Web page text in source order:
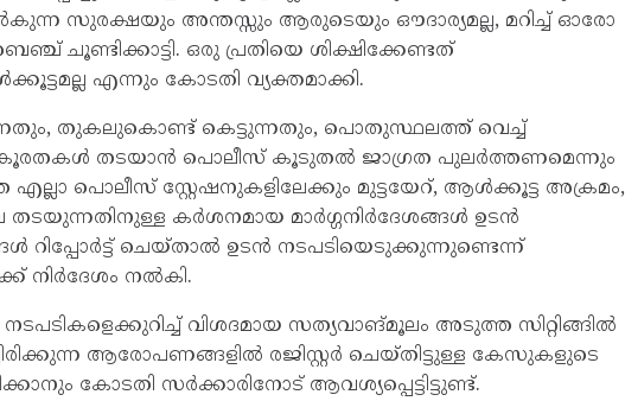
സുരക്ഷയും അന്തസ്സും ആരുടെയും ഔദാര്യമല്ല, മറിച്ച് ഓരോ
ചൂണ്ടിക്കാട്ടി. ഒരു പ്രതിയെ ശിക്ഷിക്കേണ്ടത്
എന്നും കോടതി വ്യക്തമാക്കി.
തുകലുകൊണ്ട് കെട്ടുന്നതും, പൊതുസ്ഥലത്ത് വെച്ച്
ക്രൂരതകൾ തടയാൻ പൊലീസ് കൂടുതൽ ജാഗ്രത പുലർത്തണമെന്നും
പൊലീസ് സ്റ്റേഷനുകളിലേക്കും മുട്ടയേറ്, ആൾക്കൂട്ട അക്രമം,
കർശനമായ മാർഗ്ഗനിർദേശങ്ങൾ ഉടൻ
ചെയ്താൽ ഉടൻ നടപടിയെടുക്കുന്നുണ്ടെന്ന്
നിർദേശം നൽകി.
നടപടികളെക്കുറിച്ച് വിശദമായ സത്യവാങ്മൂലം അടുത്ത സിറ്റിങ്ങിൽ
ആരോപണങ്ങളിൽ രജിസ്റ്റർ ചെയ്തിട്ടുള്ള കേസുകളുടെ
കോടതി സർക്കാരിനോട് ആവശ്യപ്പെട്ടിട്ടുണ്ട്.